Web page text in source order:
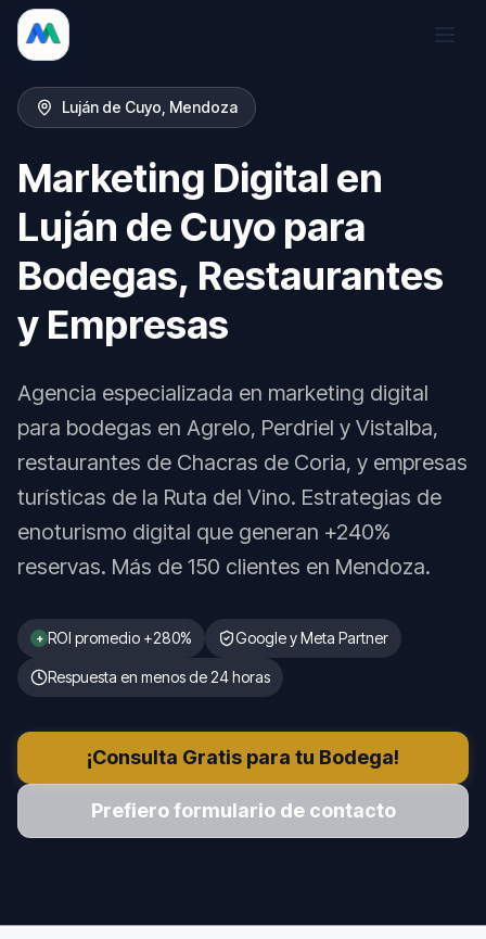
Luján de Cuyo , Mendoza
Marketing Digital en
Luján de Cuyo para
Bodegas, Restaurantes
y Empresas
Agencia especializada en marketing digital
para bodegas en Agrelo, Perdriel y Vistalba,
restaurantes de Chacras de Coria, y empresas
turísticas de la Ruta del Vino. Estrategias de
enoturismo digital que generan +240%
reservas. Más de 150 clientes en Mendoza.
+ ROI promedio +280% Google y Meta Partner
Respuesta en menos de 24 horas
¡Consulta Gratis para tu Bodega!
Prefiero formulario de contacto